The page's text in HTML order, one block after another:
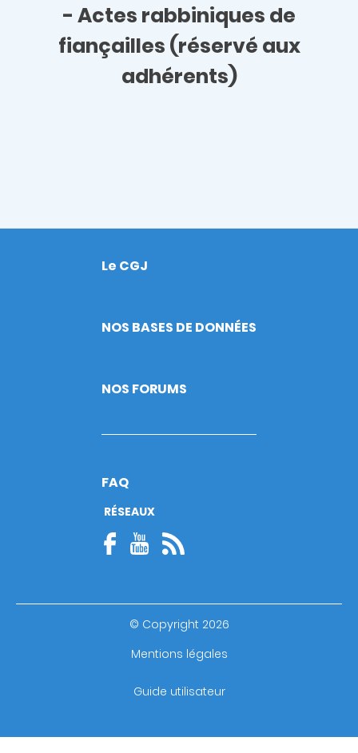
- Actes rabbiniques de
fiançailles (réservé aux
adhérents)
Footer
Le CGJ
NOS BASES DE DONNÉES
NOS FORUMS
FAQ
RÉSEAUX
© Copyright 2026
Mentions légales
Guide utilisateur